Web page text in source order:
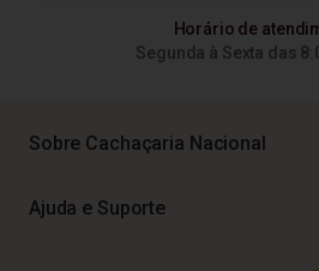
Horário de
Segunda à Sexta das
Sobre Cachaçaria Nacional
Ajuda e Suporte